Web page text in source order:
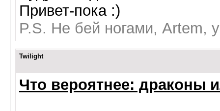
Привет-пока :)
P.S. Не бей ногами, Artem,
Twilight
Что вероятнее: драконы